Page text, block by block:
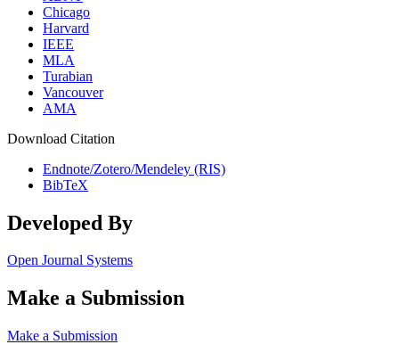
Chicago
Harvard
IEEE
MLA
Turabian
Vancouver
AMA
Download Citation
Endnote/Zotero/Mendeley (RIS)
BibTeX
Developed By
Open Journal Systems
Make a Submission
Make a Submission